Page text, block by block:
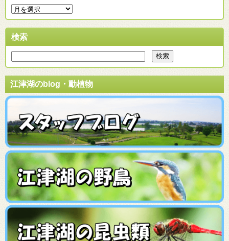
検索
江津湖のblog・動植物